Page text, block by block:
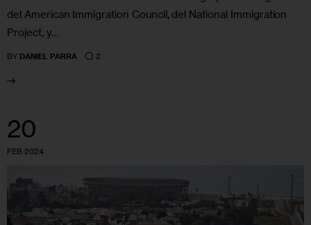
del American Immigration Council, del National Immigration
Project, y…
BY DANIEL PARRA 2
20
FEB 2024